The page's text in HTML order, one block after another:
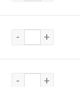
- +
- +